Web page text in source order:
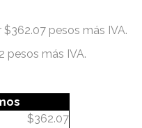
pesos más IVA.
pesos más IVA.
$362.07